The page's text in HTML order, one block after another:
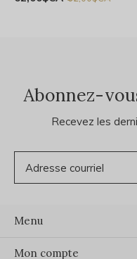
Abonnez-
Recevez les
Menu
Mon compte